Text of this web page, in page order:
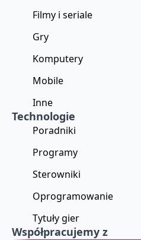
Filmy i seriale
Gry
Komputery
Mobile
Inne
Technologie
Poradniki
Programy
Sterowniki
Oprogramowanie
Tytuły gier
Współpracujemy z